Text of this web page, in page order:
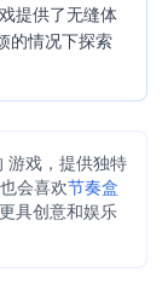
提供了无缝体
的情况下探索
游戏，提供独特
会喜欢节奏盒
具创意和娱乐